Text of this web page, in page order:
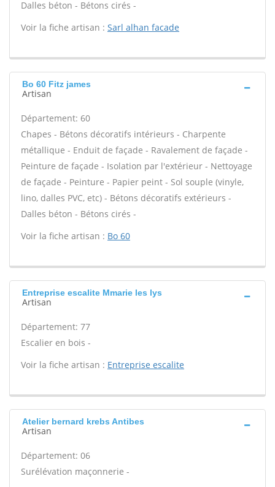
Dalles béton - Bétons cirés -
Voir la fiche artisan : Sarl alhan facade
Bo 60 Fitz james
Artisan
Département: 60
Chapes - Bétons décoratifs intérieurs - Charpente
métallique - Enduit de façade - Ravalement de façade -
Peinture de façade - Isolation par l'extérieur - Nettoyage
de façade - Peinture - Papier peint - Sol souple (vinyle,
lino, dalles PVC, etc) - Bétons décoratifs extérieurs -
Dalles béton - Bétons cirés -
Voir la fiche artisan : Bo 60
Entreprise escalite Mmarie les lys
Artisan
Département: 77
Escalier en bois -
Voir la fiche artisan : Entreprise escalite
Atelier bernard krebs Antibes
Artisan
Département: 06
Surélévation maçonnerie -